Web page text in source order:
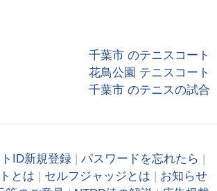
千葉市 のテニスコート
花鳥公園 テニスコート
千葉市 のテニスの試合
ID新規登録 | パスワードを忘れたら |
とは | セルフジャッジとは | お知らせ